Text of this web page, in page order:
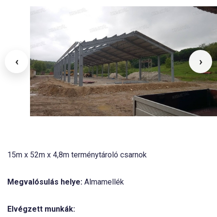
›
‹
15m x 52m x 4,8m terménytároló csarnok
Megvalósulás helye: Almamellék
Elvégzett munkák: